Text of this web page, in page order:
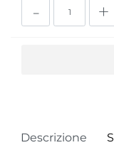
Descrizione